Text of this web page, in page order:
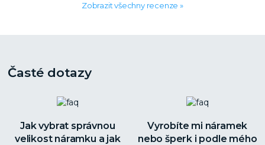
Zobrazit všechny recenze »
Časté dotazy
Jak vybrat správnou
velikost náramku a jak
Vyrobíte mi náramek
nebo šperk i podle mého